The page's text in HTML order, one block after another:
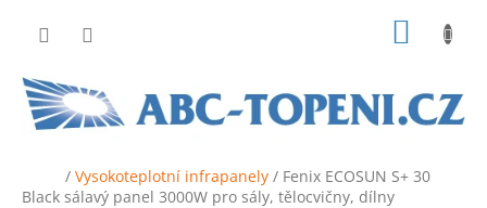
Domů
/ Vysokoteplotní infrapanely / Fenix ECOSUN S+ 30
Black sálavý panel 3000W pro sály, tělocvičny, dílny